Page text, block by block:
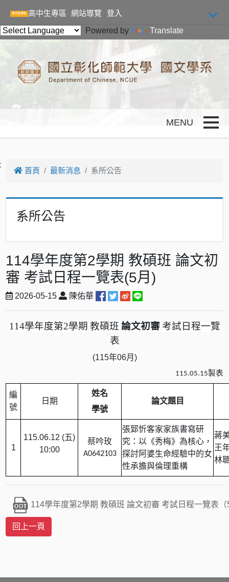
高中生專區
網站導覽
登入
Powered by
Translate
首頁 最新消息 系所公告
系所公告
114學年度第2學期 教碩班 論文初
審 考試日程一覽表(5月)
2026-05-15 陳佑華
114學年度第2學期 教碩班 論文初審 考試日程一覽
表
(115年06月 )
115.05.15製表
編
號
日期
姓名
學號
論文題目
1
115.06.12 (五)
10:00
蔡吟玫
A0642103
張郅忻客家家族書寫研
究：以《秀梅》為核心，
探討阿婆生命經驗中的女
性承擔與倫理重構
蔣
王
林
114學年度第2學期 教碩班 論文初審 考試日程一覽表（